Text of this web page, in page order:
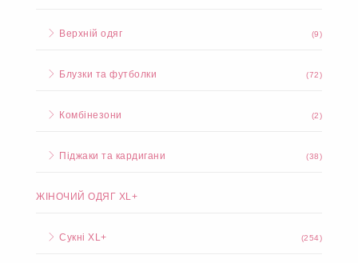
Верхній одяг (9)
Блузки та футболки (72)
Комбінезони (2)
Піджаки та кардигани (38)
ЖІНОЧИЙ ОДЯГ XL+
Сукні XL+ (254)